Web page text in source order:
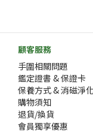
顧客服務
手圍相關問題
鑑定證書 & 保證卡
保養方式 & 消磁淨化
購物須知
退貨/換貨
會員獨享優惠